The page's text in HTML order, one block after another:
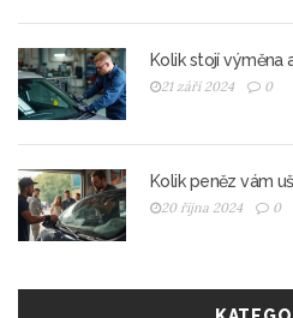
Kolik stojí výměna
21 září 2024 0
Kolik peněz vám
20 října 2024 0